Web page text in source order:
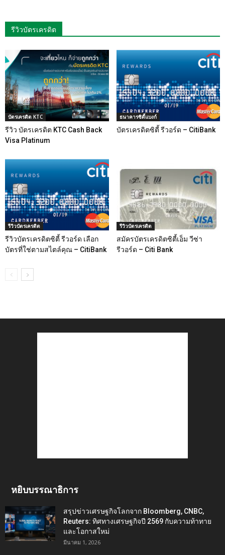
รีวิวบัตรเครดิต
บัตรเครดิต KTC
รีวิว บัตรเครดิต KTC Cash Back
Visa Platinum
ธนาคารซิตี้แบงก์
บัตรเครดิตซิตี้ รีวอร์ด – CitiBank
รีวิวบัตรเครดิต
รีวิวบัตรเครดิตซิตี้ รีวอร์ด เลือก
บัตรที่ใช่ตามสไตล์คุณ – CitiBank
รีวิวบัตรเครดิต
สมัครบัตรเครดิตซิตี้เอ็ม วีซ่า
รีวอร์ด – Citi Bank
หยิบบรรณาธิการ
สรุปข่าวเศรษฐกิจโลกจาก Bloomberg, CNBC,
Reuters: ทิศทางเศรษฐกิจปี 2569 กับความท้าทาย
และโอกาสใหม่
มีนาคม 1, 2026